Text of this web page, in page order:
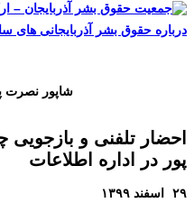
درباره حقوق بشر آذربایجانی های
شاپور نصرت
احضار تلفنی و
پور در اداره اطلاعات
۲۹ اسفند ۱۳۹۹